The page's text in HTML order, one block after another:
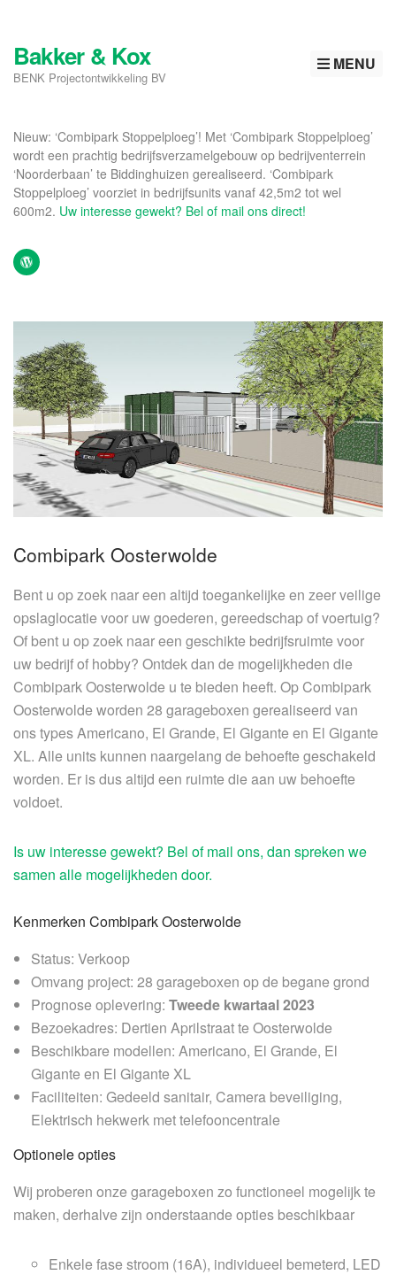
Bakker & Kox
BENK Projectontwikkeling BV
MENU
Nieuw: ‘Combipark Stoppelploeg’! Met ‘Combipark Stoppelploeg’
wordt een prachtig bedrijfsverzamelgebouw op bedrijventerrein
‘Noorderbaan’ te Biddinghuizen gerealiseerd. ‘Combipark
Stoppelploeg’ voorziet in bedrijfsunits vanaf 42,5m2 tot wel
600m2. Uw interesse gewekt? Bel of mail ons direct!
Combipark Oosterwolde
Bent u op zoek naar een altijd toegankelijke en zeer veilige
opslaglocatie voor uw goederen, gereedschap of voertuig?
Of bent u op zoek naar een geschikte bedrijfsruimte voor
uw bedrijf of hobby? Ontdek dan de mogelijkheden die
Combipark Oosterwolde u te bieden heeft. Op Combipark
Oosterwolde worden 28 garageboxen gerealiseerd van
ons types Americano, El Grande, El Gigante en El Gigante
XL. Alle units kunnen naargelang de behoefte geschakeld
worden. Er is dus altijd een ruimte die aan uw behoefte
voldoet.
Is uw interesse gewekt? Bel of mail ons, dan spreken we
samen alle mogelijkheden door.
Kenmerken Combipark Oosterwolde
Status: Verkoop
Omvang project: 28 garageboxen op de begane grond
Prognose oplevering: Tweede kwartaal 2023
Bezoekadres: Dertien Aprilstraat te Oosterwolde
Beschikbare modellen: Americano, El Grande, El
Gigante en El Gigante XL
Faciliteiten: Gedeeld sanitair, Camera beveiliging,
Elektrisch hekwerk met telefooncentrale
Optionele opties
Wij proberen onze garageboxen zo functioneel mogelijk te
maken, derhalve zijn onderstaande opties beschikbaar
Enkele fase stroom (16A), individueel bemeterd, LED